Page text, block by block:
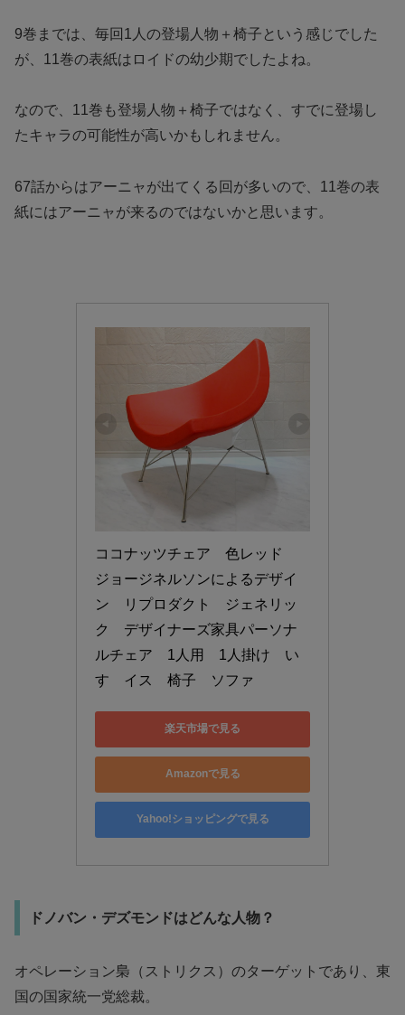
9巻までは、毎回1人の登場人物＋椅子という感じでした
が、11巻の表紙はロイドの幼少期でしたよね。
なので、11巻も登場人物＋椅子ではなく、すでに登場し
たキャラの可能性が高いかもしれません。
67話からはアーニャが出てくる回が多いので、11巻の表
紙にはアーニャが来るのではないかと思います。
ココナッツチェア　色レッド
ジョージネルソンによるデザイ
ン　リプロダクト　ジェネリッ
ク　デザイナーズ家具パーソナ
ルチェア　1人用　1人掛け　い
す　イス　椅子　ソファ
楽天市場で見る
Amazonで見る
Yahoo!ショッピングで見る
ドノバン・デズモンドはどんな人物？
オペレーション梟（ストリクス）のターゲットであり、東
国の国家統一党総裁。